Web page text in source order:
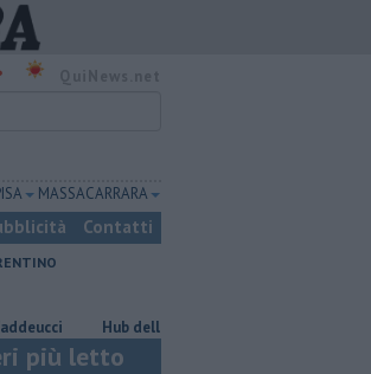
MASSA CARRARA
Contatti
Hub delle energie rinnovabili nell'ex deposito
più letto